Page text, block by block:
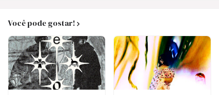
Você pode gostar!